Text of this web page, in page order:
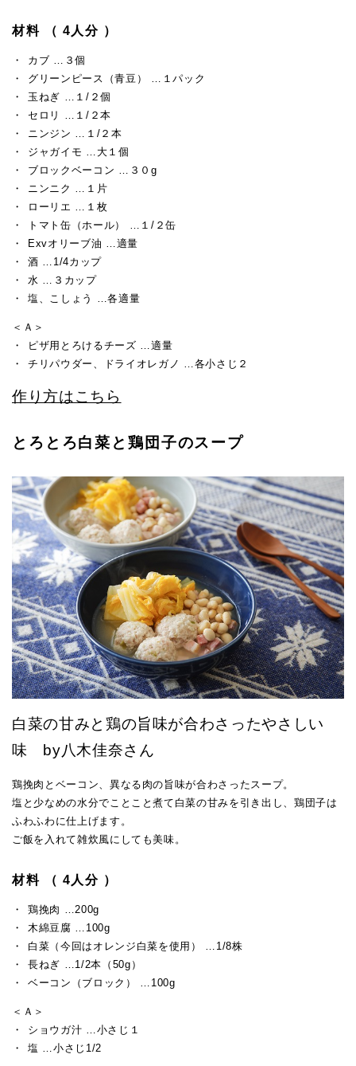
材料 （ 4人分 ）
カブ …３個
グリーンピース（青豆） …１パック
玉ねぎ …１/２個
セロリ …１/２本
ニンジン …１/２本
ジャガイモ …大１個
ブロックベーコン …３０g
ニンニク …１片
ローリエ …１枚
トマト缶（ホール） …１/２缶
Exvオリーブ油 …適量
酒 …1/4カップ
水 …３カップ
塩、こしょう …各適量
＜Ａ＞
ピザ用とろけるチーズ …適量
チリパウダー、ドライオレガノ …各小さじ２
作り方はこちら
とろとろ白菜と鶏団子のスープ
白菜の甘みと鶏の旨味が合わさったやさしい
味 by八木佳奈さん
鶏挽肉とベーコン、異なる肉の旨味が合わさったスープ。
塩と少なめの水分でことこと煮て白菜の甘みを引き出し、鶏団子は
ふわふわに仕上げます。
ご飯を入れて雑炊風にしても美味。
材料 （ 4人分 ）
鶏挽肉 …200g
木綿豆腐 …100g
白菜（今回はオレンジ白菜を使用） …1/8株
長ねぎ …1/2本（50g）
ベーコン（ブロック） …100g
＜Ａ＞
ショウガ汁 …小さじ１
塩 …小さじ1/2